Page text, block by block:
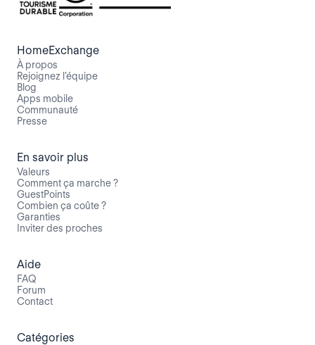
HomeExchange
À propos
Rejoignez l’équipe
Blog
Apps mobile
Communauté
Presse
En savoir plus
Valeurs
Comment ça marche ?
GuestPoints
Combien ça coûte ?
Garanties
Inviter des proches
Aide
FAQ
Forum
Contact
Catégories